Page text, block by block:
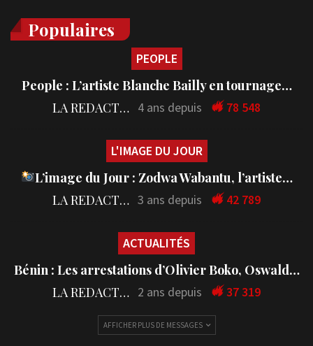
Populaires
PEOPLE
People : L’artiste Blanche Bailly en tournage…
LA REDACTION 4 ans depuis 78 548
L'IMAGE DU JOUR
L’image du Jour : Zodwa Wabantu, l’artiste…
LA REDACTION 3 ans depuis 42 789
ACTUALITÉS
Bénin : Les arrestations d’Olivier Boko, Oswald…
LA REDACTION 2 ans depuis 37 319
AFFICHER PLUS DE MESSAGES